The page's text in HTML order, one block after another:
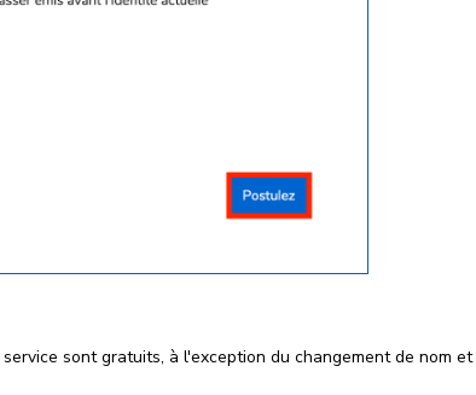
sont gratuits, à l'exception du changement de nom